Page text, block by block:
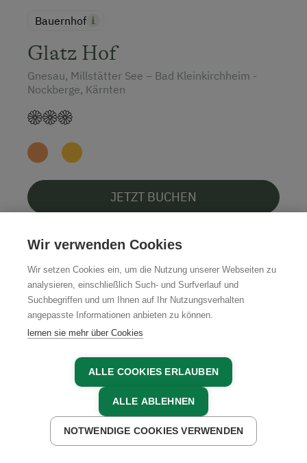
Bauernhof
Glatz Hof
Gnesau, Millstätter See – Bad Kleinkirchheim -
Nockberge, Kärnten
JETZT BUCHEN
5
JETZT ANFRAGEN JETZT BUCHEN
Wir verwenden Cookies
Wir setzen Cookies ein, um die Nutzung unserer Webseiten zu
analysieren, einschließlich Such- und Surfverlauf und
Suchbegriffen und um Ihnen auf Ihr Nutzungsverhalten
angepasste Informationen anbieten zu können.
lernen sie mehr über Cookies
ALLE COOKIES ERLAUBEN
ALLE ABLEHNEN
NOTWENDIGE COOKIES VERWENDEN